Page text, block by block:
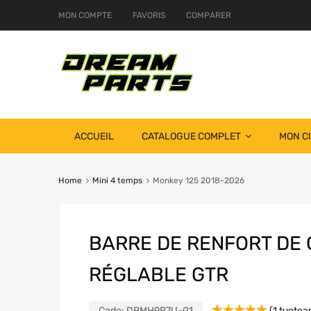
MON COMPTE FAVORIS COMPARER
ACCUEIL CATALOGUE COMPLET MON
Home Mini 4 temps Monkey 125 2018-2026
BARRE DE RENFORT DE
RÉGLABLE GTR